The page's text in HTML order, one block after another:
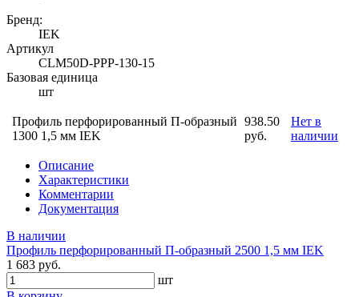
Бренд:
IEK
Артикул
CLM50D-PPP-130-15
Базовая единица
шт
Профиль перфорированный П-образный
1300 1,5 мм IEK
938.50
руб.
Нет в
наличии
Описание
Характеристики
Комментарии
Документация
В наличии
Профиль перфорированный П-образный 2500 1,5 мм IEK
1 683 руб.
шт